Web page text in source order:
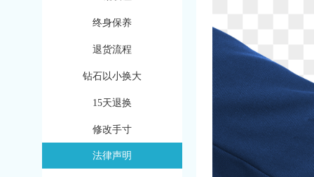
终身保养
退货流程
钻石以小换大
15天退换
修改手寸
法律声明